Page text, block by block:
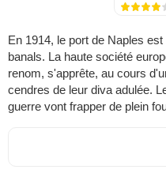
En 1914, le port de Naples
banals. La haute société
renom, s'apprête, au cours
cendres de leur diva adulée.
guerre vont frapper de plein